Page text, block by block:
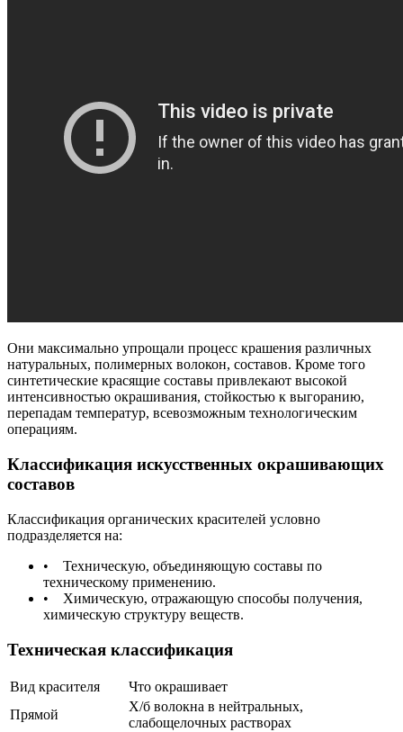
Они максимально упрощали процесс крашения различных
натуральных, полимерных волокон, составов. Кроме того
синтетические красящие составы привлекают высокой
интенсивностью окрашивания, стойкостью к выгоранию,
перепадам температур, всевозможным технологическим
операциям.
Классификация искусственных окрашивающих
составов
Классификация органических красителей условно
подразделяется на:
• Техническую, объединяющую составы по
техническому применению.
• Химическую, отражающую способы получения,
химическую структуру веществ.
Техническая классификация
Вид красителя
Что окрашивает
Прямой
Х/б волокна в нейтральных,
слабощелочных растворах